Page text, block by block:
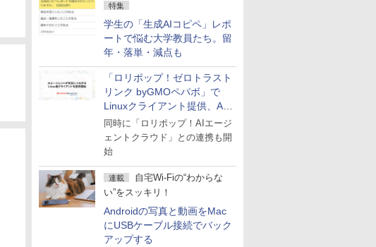
特集
学生の「生成AIコピペ」レポ
ートで悩む大学教員たち。留
年・落単・減点も
「ロリポップ！ゼロトラスト
リンク byGMOペパボ」で
Linuxクライアント提供、AI
エージェントの接続が容易に
同時に「ロリポップ！AIエージ
ェントクラウド」との連携も開
始
連載
自宅Wi-Fiの“わからな
い”をスッキリ！
Androidの写真と動画をMac
にUSBケーブル接続でバック
アップする